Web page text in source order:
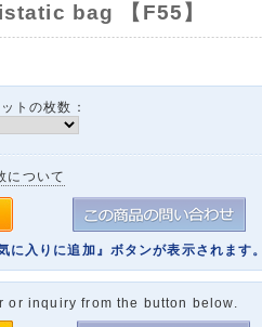
bag 【F55】
トの枚数：
について
に入りに追加』ボタンが表示されます。
or inquiry from the button below.